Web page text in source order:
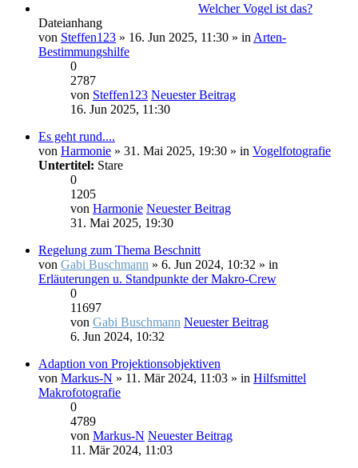
Welcher Vogel ist das?
Dateianhang
von Steffen123 » 16. Jun 2025, 11:30 » in Arten-
Bestimmungshilfe
0
2787
von Steffen123 Neuester Beitrag
16. Jun 2025, 11:30
Es geht rund....
von Harmonie » 31. Mai 2025, 19:30 » in Vogelfotografie
Untertitel: Stare
0
1205
von Harmonie Neuester Beitrag
31. Mai 2025, 19:30
Regelung zum Thema Beschnitt
von Gabi Buschmann » 6. Jun 2024, 10:32 » in
Erläuterungen u. Standpunkte der Makro-Crew
0
11697
von Gabi Buschmann Neuester Beitrag
6. Jun 2024, 10:32
Adaption von Projektionsobjektiven
von Markus-N » 11. Mär 2024, 11:03 » in Hilfsmittel
Makrofotografie
0
4789
von Markus-N Neuester Beitrag
11. Mär 2024, 11:03